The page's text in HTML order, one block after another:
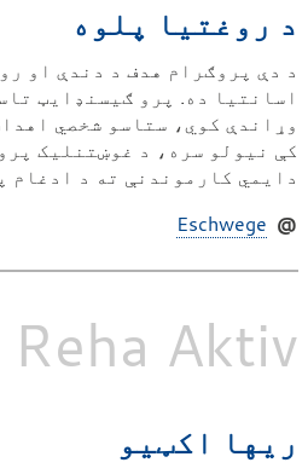
د روغتیا پلوه
د دې پروګرام هدف د دندې او
اسانتیا ده. پرو ګیسنډایټ
وړاندې کوي، ستاسو شخصي
کې نیولو سره، د غوښتنلیک
دایمي کارموندنې ته د ادغام
@
Eschwege
Reha Aktiv
ریها اکټیو